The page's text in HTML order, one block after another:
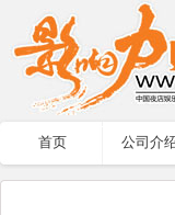
首页 公司介